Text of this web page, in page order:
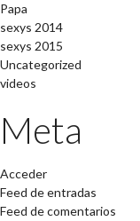
Papa
sexys 2014
sexys 2015
Uncategorized
videos
Meta
Acceder
Feed de entradas
Feed de comentarios